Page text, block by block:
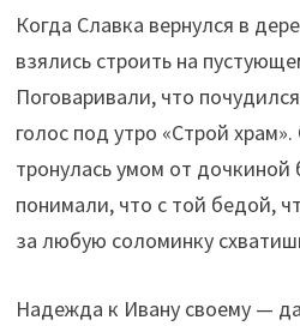
Когда Славка вернулся в
взялись строить на
Поговаривали, что
голос под утро «Строй
тронулась умом от
понимали, что с той бедой,
за любую соломинку
Надежда к Ивану своему —